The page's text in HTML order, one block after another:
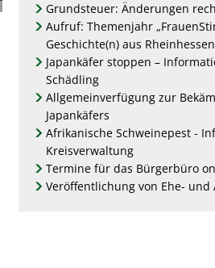
Grundsteuer: Änderungen
Aufruf: Themenjahr
Geschichte(n) aus
Japankäfer stoppen –
Schädling
Allgemeinverfügung zur
Japankäfers
Afrikanische Schweinepest -
Kreisverwaltung
Termine für das Bürgerbüro
Veröffentlichung von Ehe-